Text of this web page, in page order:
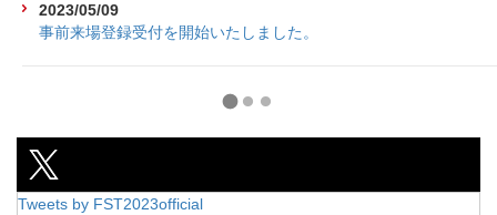
2023/05/09
事前来場登録受付を開始いたしました。
Tweets by FST2023official